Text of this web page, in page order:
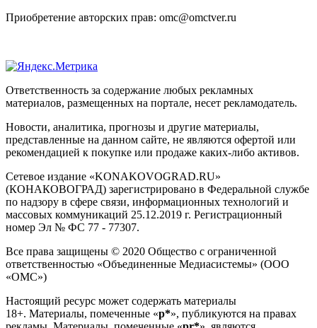
Приобретение авторских прав: omc@omctver.ru
Ответственность за содержание любых рекламных
материалов, размещенных на портале, несет рекламодатель.
Новости, аналитика, прогнозы и другие материалы,
представленные на данном сайте, не являются офертой или
рекомендацией к покупке или продаже каких-либо активов.
Сетевое издание «KONAKOVOGRAD.RU»
(КОНАКОВОГРАД) зарегистрировано в Федеральной службе
по надзору в сфере связи, информационных технологий и
массовых коммуникаций 25.12.2019 г. Регистрационный
номер Эл № ФС 77 - 77307.
Все права защищены © 2020 Общество с ограниченной
ответственностью «Объединенные Медиасистемы» (ООО
«ОМС»)
Настоящий ресурс может содержать материалы
18+. Материалы, помеченные «р*», публикуются на правах